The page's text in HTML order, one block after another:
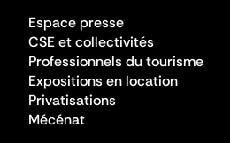
Espace presse
CSE et collectivités
Professionnels du tourisme
Expositions en location
Privatisations
Mécénat